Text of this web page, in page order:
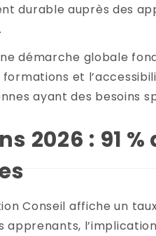
durable auprès des
démarche globale
et
ayant des besoins
2026 : 91
Conseil affiche un